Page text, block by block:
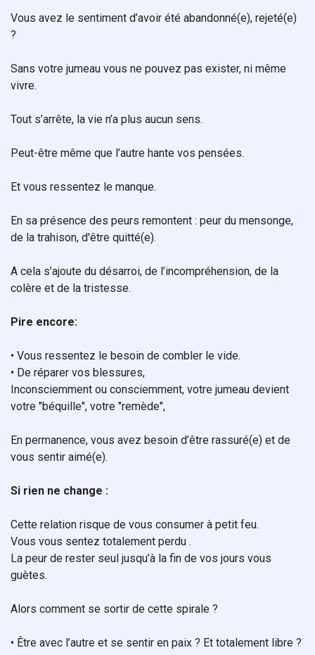
Vous avez le sentiment d’avoir été abandonné(e), rejeté(e)
?
Sans votre jumeau vous ne pouvez pas exister, ni même
vivre.
Tout s’arrête, la vie n’a plus aucun sens.
Peut-être même que l’autre hante vos pensées.
Et vous ressentez le manque.
En sa présence des peurs remontent : peur du mensonge,
de la trahison, d'être quitté(e).
A cela s’ajoute du désarroi, de l’incompréhension, de la
colère et de la tristesse.
Pire encore:
• Vous ressentez le besoin de combler le vide.
• De réparer vos blessures,
Inconsciemment ou consciemment, votre jumeau devient
votre "béquille", votre "remède",
En permanence, vous avez besoin d’être rassuré(e) et de
vous sentir aimé(e).
Si rien ne change :
Cette relation risque de vous consumer à petit feu.
Vous vous sentez totalement perdu .
La peur de rester seul jusqu’à la fin de vos jours vous
guètes.
Alors comment se sortir de cette spirale ?
• Être avec l’autre et se sentir en paix ? Et totalement libre ?